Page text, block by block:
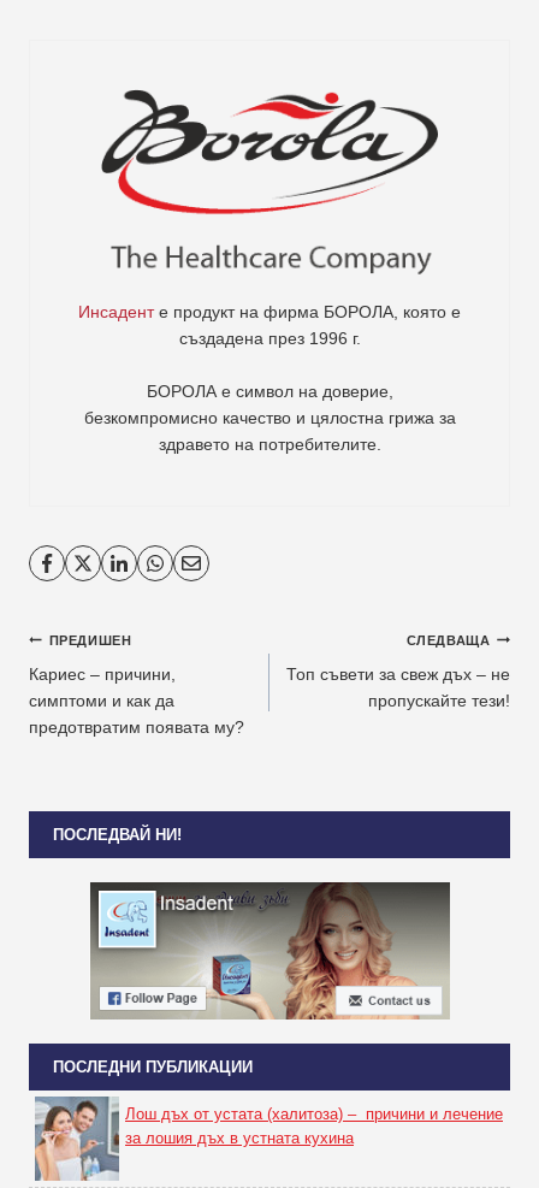
Инсаденте продукт на фирма БОРОЛА , която е
създадена през 1996 г.
БОРОЛА е символ на доверие,
безкомпромисно качество и цялостна грижа за
здравето на потребителите.
Навигация
ПРЕДИШЕН
Кариес – причини,
симптоми и как да
предотвратим появата му?
СЛЕДВАЩА
Топ съвети за свеж дъх – не
пропускайте тези!
ПОСЛЕДВАЙ НИ!
ПОСЛЕДНИ ПУБЛИКАЦИИ
Лош дъх от устата (халитоза) – причини и лечение
за лошия дъх в устната кухина